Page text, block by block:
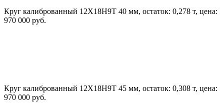
Круг калиброванный 12Х18Н9Т 40 мм, остаток: 0,278 т, цена:
970 000 руб.
Круг калиброванный 12Х18Н9Т 45 мм, остаток: 0,308 т, цена:
970 000 руб.